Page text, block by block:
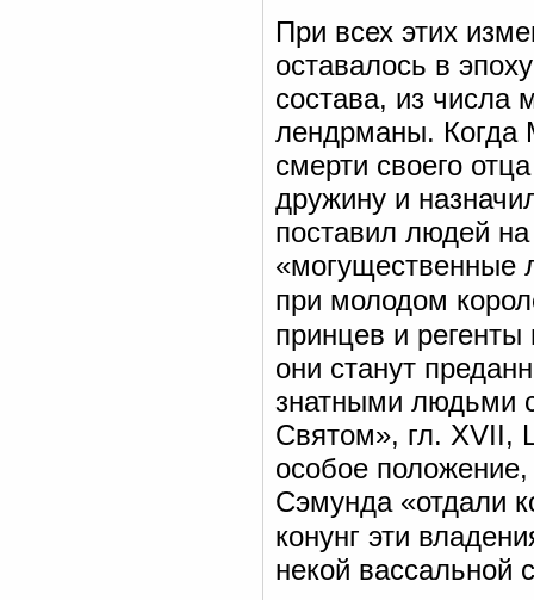
При всех этих
оставалось в
состава, из числа
лендрманы. Когда
смерти своего
дружину и
поставил людей
«могущественные
при молодом
принцев и регенты
они станут
знатными людьми
Святом», гл. XVII,
особое
Сэмунда «отдали
конунг эти
некой вассальной